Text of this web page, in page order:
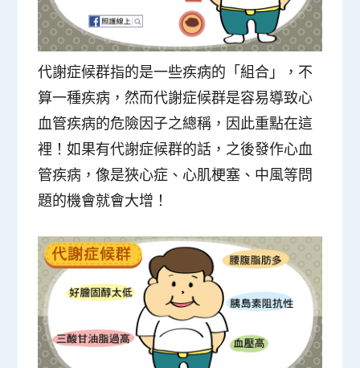
代謝症候群指的是一些疾病的「組合」
，不
算一種疾病，然而代謝症候群是容易導致心
血管疾病的危險因子之總稱 ，因此重點在這
裡！如果有代謝症候群的話，之後發作心血
管疾病，像是狹心症、心肌梗塞、中風等問
題的機會就會大增 ！